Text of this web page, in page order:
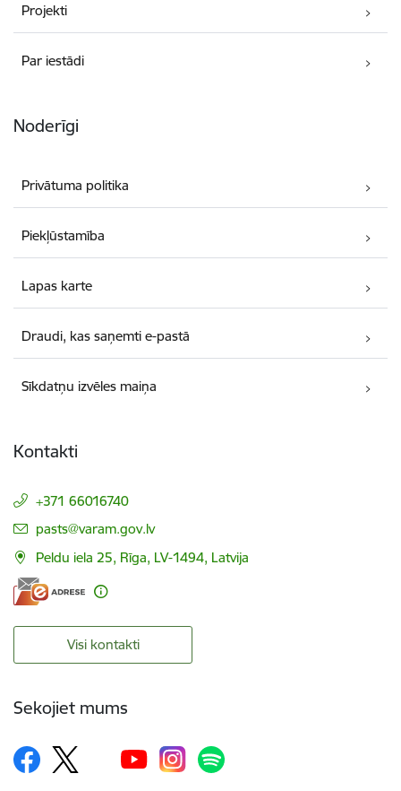
Projekti
Par iestādi
Noderīgi
Privātuma politika
Piekļūstamība
Lapas karte
Draudi, kas saņemti e-pastā
Sīkdatņu izvēles maiņa
Kontakti
+371 66016740
E-pasts:
pasts@varam.gov.lv
Peldu iela 25, Rīga, LV-1494, Latvija
Visi kontakti
Sekojiet mums